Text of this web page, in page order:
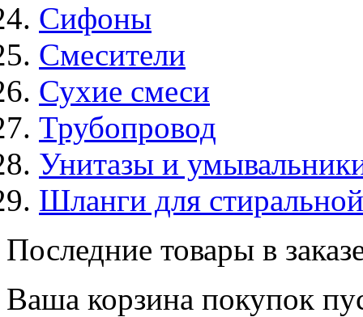
Сифоны
Смесители
Сухие смеси
Трубопровод
Унитазы и
Шланги для
Последние товары в
Ваша корзина покупок